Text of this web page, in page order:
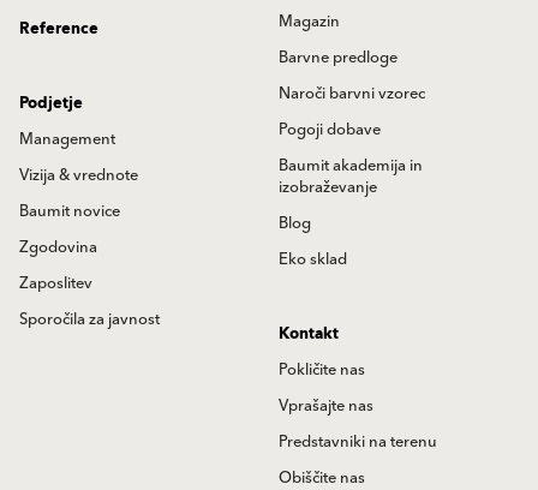
Magazin
Barvne predloge
Naroči barvni vzorec
Pogoji dobave
Baumit akademija in
izobraževanje
Blog
Eko sklad
Reference
Podjetje
Management
Vizija & vrednote
Baumit novice
Zgodovina
Zaposlitev
Sporočila za javnost
Kontakt
Pokličite nas
Vprašajte nas
Predstavniki na terenu
Obiščite nas